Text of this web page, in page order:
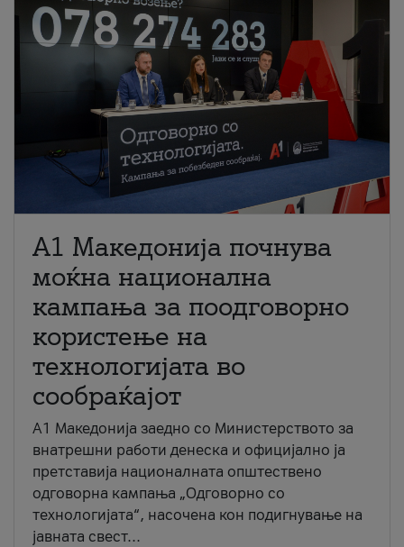
A1 Македонија почнува
моќна национална
кампања за поодговорно
користење на
технологијата во
сообраќајот
A1 Македонија заедно со Министерството за
внатрешни работи денеска и официјално ја
претставија националната општествено
одговорна кампања „Одговорно со
технологијата“, насочена кон подигнување на
јавната свест...